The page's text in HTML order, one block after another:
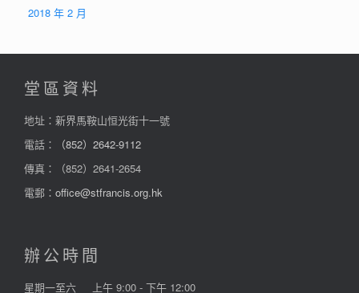
2018 年 2 月
堂區資料
地址：新界馬鞍山恒光街十一號
電話：
（852）2642-9112
傳真：（852）2641-2654
電郵： office@stfrancis.org.hk
辦公時間
星期一至六 上午 9:00 - 下午 12:00